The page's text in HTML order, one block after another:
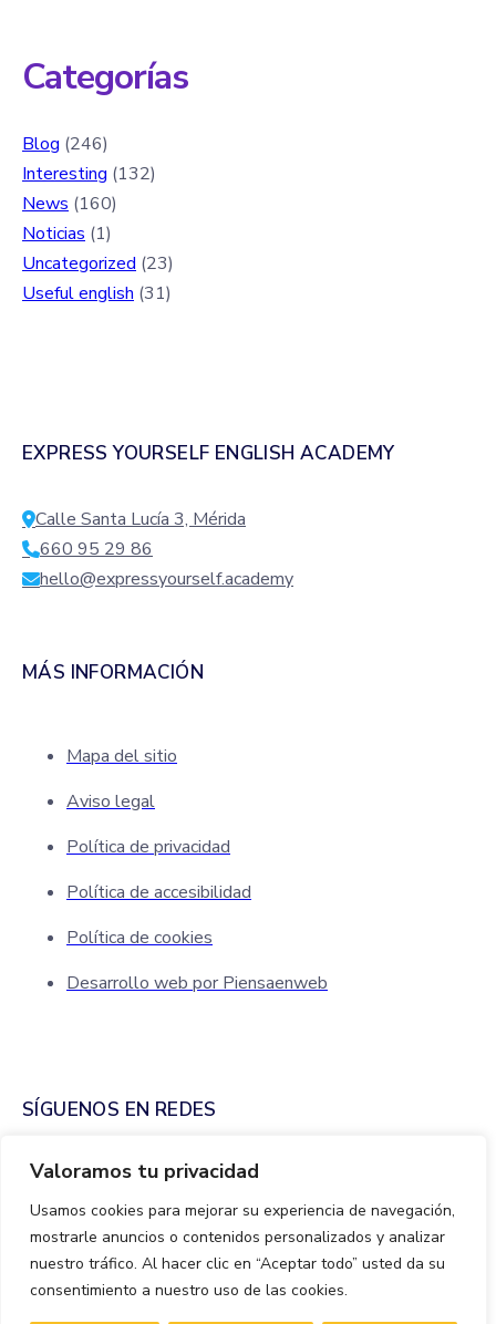
Valoramos tu privacidad
Usamos cookies para mejorar su experiencia de navegación,
mostrarle anuncios o contenidos personalizados y analizar
nuestro tráfico. Al hacer clic en “Aceptar todo” usted da su
consentimiento a nuestro uso de las cookies.
Categorías
Blog (246)
Interesting (132)
News (160)
Noticias (1)
Uncategorized (23)
Useful english (31)
EXPRESS YOURSELF ENGLISH ACADEMY
Calle Santa Lucía 3, Mérida
660 95 29 86
hello@expressyourself.academy
MÁS INFORMACIÓN
Mapa del sitio
Aviso legal
Política de privacidad
Política de accesibilidad
Política de cookies
Desarrollo web por Piensaenweb
SÍGUENOS EN REDES